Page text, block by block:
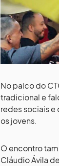
No palco do
tradicional e
redes sociais
os jovens.
O encontro
Cláudio Ávila